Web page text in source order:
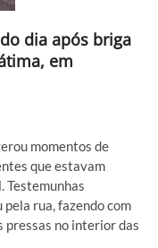
dia após briga
em
momentos de
que estavam
Testemunhas
rua, fazendo com
pressas no interior das